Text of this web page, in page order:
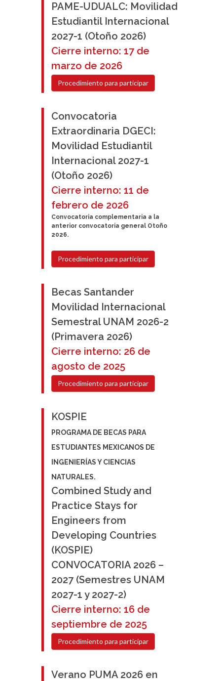
PAME-UDUALC: Movilidad
Estudiantil Internacional
2027-1 (Otoño 2026)
Cierre interno: 17 de
marzo de 2026
Procedimiento para participar
Convocatoria
Extraordinaria DGECI:
Movilidad Estudiantil
Internacional 2027-1
(Otoño 2026)
Cierre interno: 11 de
febrero de 2026
Convocatoria complementaria a la
anterior convocatoria general Otoño
2026.
Procedimiento para participar
Becas Santander
Movilidad Internacional
Semestral UNAM 2026-2
(Primavera 2026)
Cierre interno: 26 de
agosto de 2025
Procedimiento para participar
KOSPIE
PROGRAMA DE BECAS PARA
ESTUDIANTES MEXICANOS DE
INGENIERÍAS Y CIENCIAS
NATURALES.
Combined Study and
Practice Stays for
Engineers from
Developing Countries
(KOSPIE)
CONVOCATORIA 2026 –
2027 (Semestres UNAM
2027-1 y 2027-2)
Cierre interno: 16 de
septiembre de 2025
Procedimiento para participar
Verano PUMA 2026 en